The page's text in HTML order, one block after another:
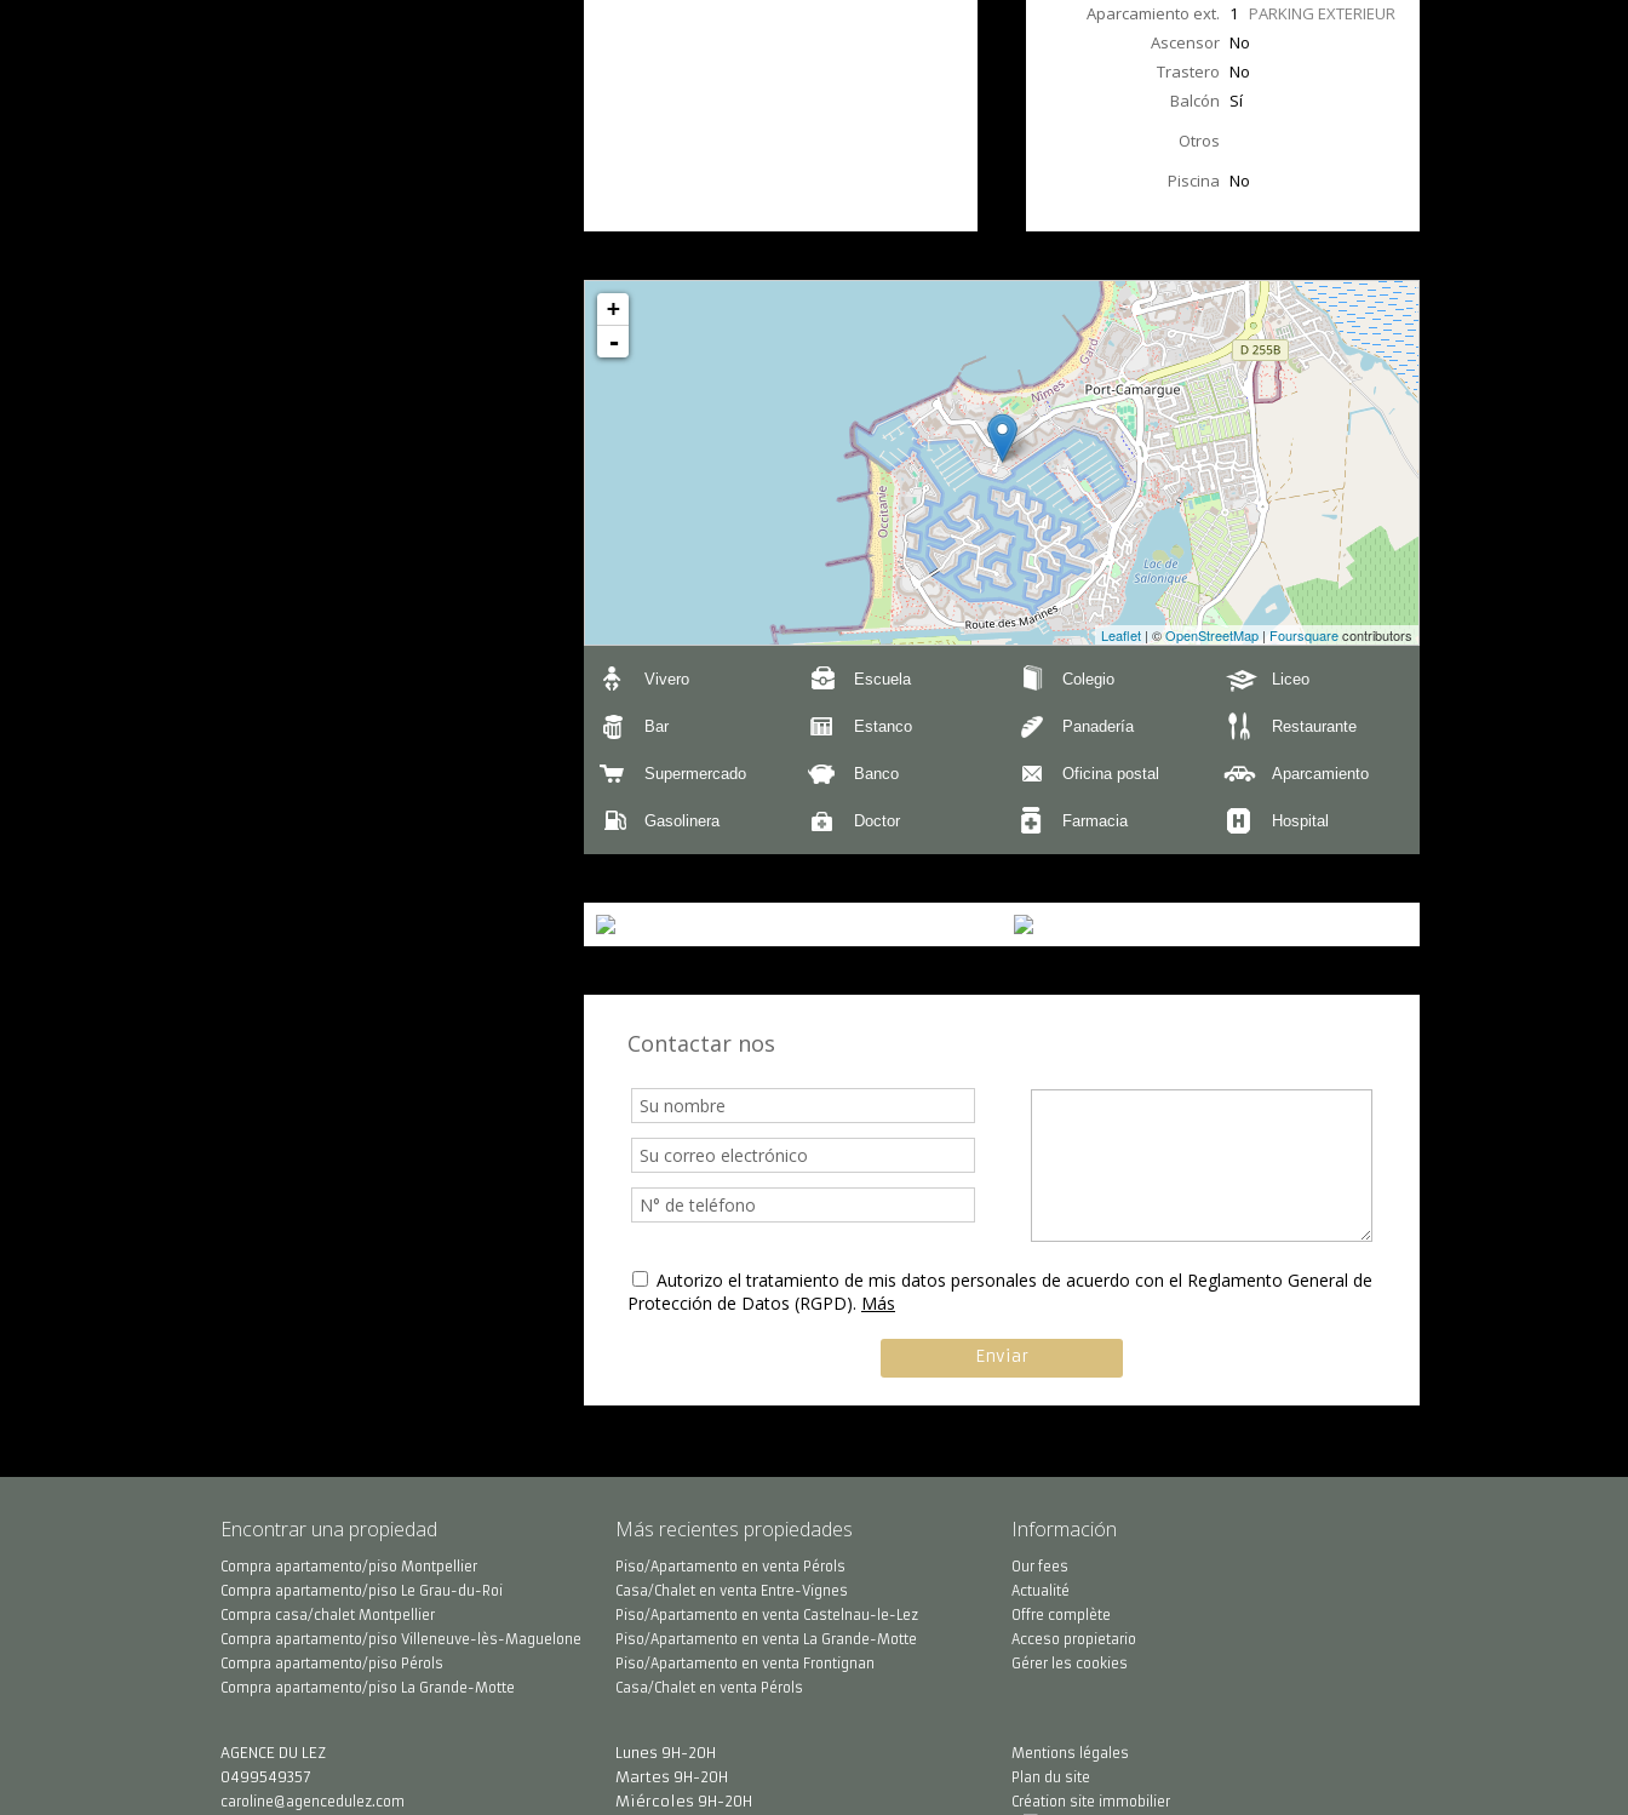
Aparcamiento ext. 1 PARKING EXTERIEUR
Ascensor No
Trastero No
Balcón Sí
Otros
Piscina No
+
-
Leaflet | ©OpenStreetMap | Foursquarecontributors
Vivero Escuela Colegio Liceo
Bar Estanco Panadería Restaurante
Supermercado Banco Oficina postal Aparcamiento
Gasolinera Doctor Farmacia Hospital
Contactar nos
Autorizo el tratamiento de mis datos personales de acuerdo con el Reglamento General de
Protección de Datos (RGPD). Más
Encontrar una propiedad
Compra apartamento/piso Montpellier
Compra apartamento/piso Le Grau-du-Roi
Compra casa/chalet Montpellier
Compra apartamento/piso Villeneuve-lès-Maguelone
Compra apartamento/piso Pérols
Compra apartamento/piso La Grande-Motte
Más recientes propiedades
Piso/Apartamento en venta Pérols
Casa/Chalet en venta Entre-Vignes
Piso/Apartamento en venta Castelnau-le-Lez
Piso/Apartamento en venta La Grande-Motte
Piso/Apartamento en venta Frontignan
Casa/Chalet en venta Pérols
Información
Our fees
Actualité
Offre complète
Acceso propietario
Gérer les cookies
AGENCE DU LEZ
0499549357
caroline@agencedulez.com
Lunes 9H-20H
Martes 9H-20H
Miércoles 9H-20H
Mentions légales
Plan du site
Création site immobilier